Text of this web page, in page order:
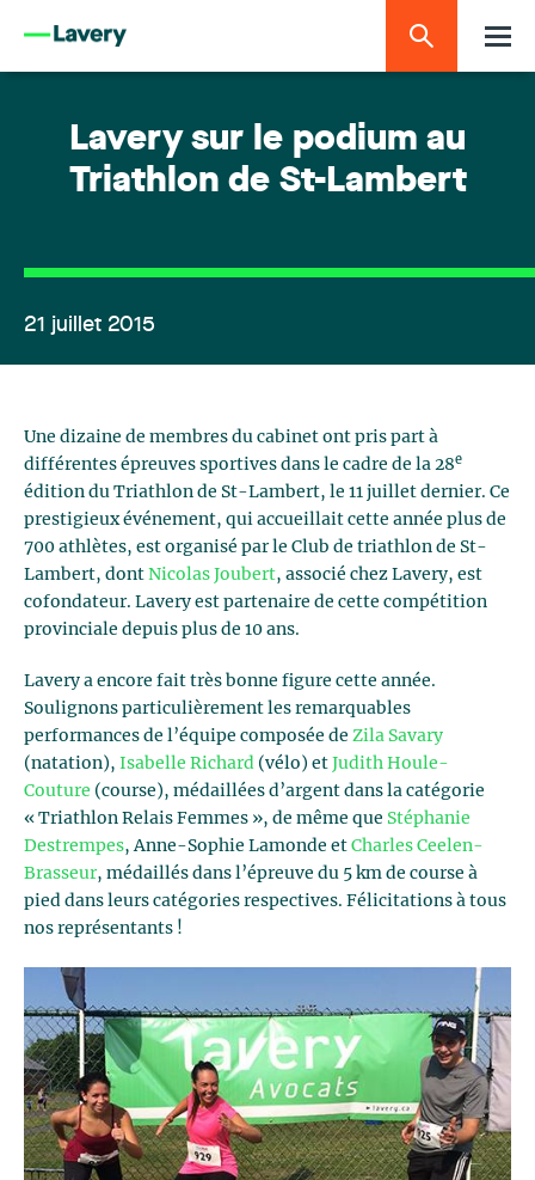
Lavery sur le podium au
Triathlon de St-Lambert
21 juillet 2015
Une dizaine de membres du cabinet ont pris part à
différentes épreuves sportives dans le cadre de la 28e
édition du Triathlon de St-Lambert, le 11 juillet dernier. Ce
prestigieux événement, qui accueillait cette année plus de
700 athlètes, est organisé par le Club de triathlon de St-
Lambert, dont Nicolas Joubert, associé chez Lavery, est
cofondateur. Lavery est partenaire de cette compétition
provinciale depuis plus de 10 ans.
Lavery a encore fait très bonne figure cette année.
Soulignons particulièrement les remarquables
performances de l’équipe composée de Zila Savary
(natation), Isabelle Richard (vélo) et Judith Houle-
Couture (course), médaillées d’argent dans la catégorie
« Triathlon Relais Femmes », de même que Stéphanie
Destrempes, Anne-Sophie Lamonde et Charles Ceelen-
Brasseur, médaillés dans l’épreuve du 5 km de course à
pied dans leurs catégories respectives. Félicitations à tous
nos représentants !